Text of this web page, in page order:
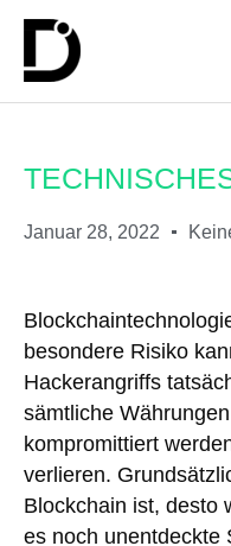
Januar 28, 2022
besondere Risiko
Hackerangriffs
sämtliche
kompromittiert
verlieren.
Blockchain ist, desto
es noch unentdeckte